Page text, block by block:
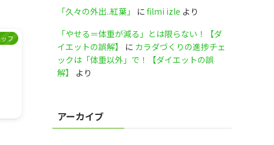
フ
「久々の外出..紅葉」 に filmi izle より
「やせる＝体重が減る」とは限らない！【ダ
イエットの誤解】
に カラダづくりの進捗チェ
ックは「体重以外」で！【ダイエットの誤
解】
より
アーカイブ